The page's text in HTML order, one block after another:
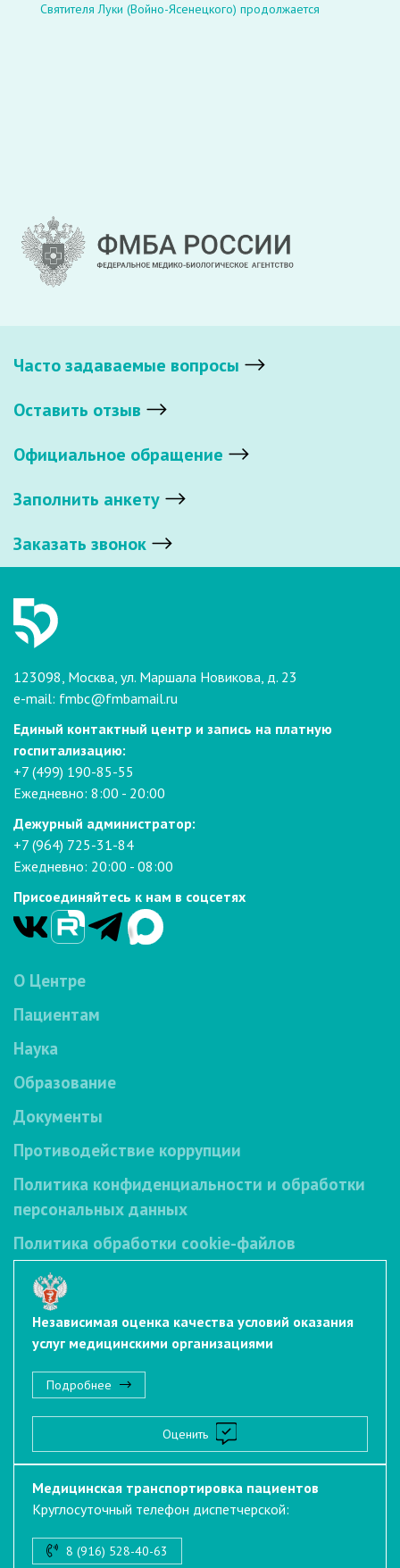
Святителя Луки (Войно-Ясенецкого) продолжается
Часто задаваемые вопросы
Оставить отзыв
Официальное обращение
Заполнить анкету
Заказать звонок
123098, Москва, ул. Маршала Новикова, д. 23
e-mail: fmbc@fmbamail.ru
Единый контактный центр и запись на платную
госпитализацию:
+7 (499) 190-85-55
Ежедневно: 8:00 - 20:00
Дежурный администратор:
+7 (964) 725-31-84
Ежедневно: 20:00 - 08:00
Присоединяйтесь к нам в соцсетях
О Центре
Пациентам
Наука
Образование
Документы
Противодействие коррупции
Политика конфиденциальности и обработки
персональных данных
Политика обработки cookie-файлов
Независимая оценка качества условий оказания
услуг медицинскими организациями
Подробнее
Оценить
Медицинская транспортировка пациентов
Круглосуточный телефон диспетчерской:
8 (916) 528-40-63